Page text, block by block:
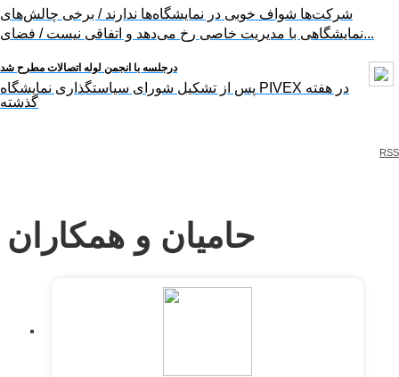
شرکت‌ها شواف خوبی در نمایشگاه‌ها ندارند / برخی چالش‌های
نمایشگاهی با مدیریت خاصی رخ می‌دهد و اتفاقی نیست / فضای...
درجلسه با انجمن لوله اتصالات مطرح شد
پس از تشکیل شورای سیاستگذاری نمایشگاه PIVEX در هفته
گذشته
RSS
حامیان و همکاران